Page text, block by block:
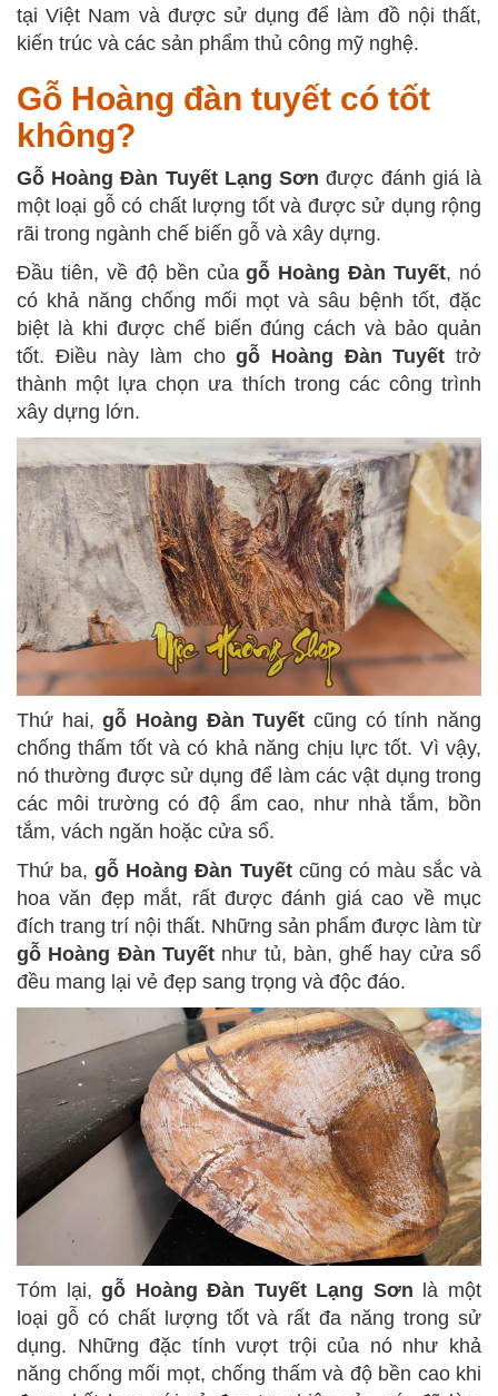
tại Việt Nam và được sử dụng để làm đồ nội thất,
kiến trúc và các sản phẩm thủ công mỹ nghệ.
Gỗ Hoàng đàn tuyết có tốt
không?
Gỗ Hoàng Đàn Tuyết Lạng Sơn được đánh giá là
một loại gỗ có chất lượng tốt và được sử dụng rộng
rãi trong ngành chế biến gỗ và xây dựng.
Đầu tiên, về độ bền củagỗ Hoàng Đàn Tuyết, nó
có khả năng chống mối mọt và sâu bệnh tốt, đặc
biệt là khi được chế biến đúng cách và bảo quản
tốt. Điều này làm chogỗ Hoàng Đàn Tuyết trở
thành một lựa chọn ưa thích trong các công trình
xây dựng lớn.
Thứ hai,gỗ Hoàng Đàn Tuyết cũng có tính năng
chống thấm tốt và có khả năng chịu lực tốt. Vì vậy,
nó thường được sử dụng để làm các vật dụng trong
các môi trường có độ ẩm cao, như nhà tắm, bồn
tắm, vách ngăn hoặc cửa sổ.
Thứ ba,gỗ Hoàng Đàn Tuyếtcũng có màu sắc và
hoa văn đẹp mắt, rất được đánh giá cao về mục
đích trang trí nội thất. Những sản phẩm được làm từ
gỗ Hoàng Đàn Tuyếtnhư tủ, bàn, ghế hay cửa sổ
đều mang lại vẻ đẹp sang trọng và độc đáo.
Tóm lại,gỗ Hoàng Đàn Tuyết Lạng Sơn là một
loại gỗ có chất lượng tốt và rất đa năng trong sử
dụng. Những đặc tính vượt trội của nó như khả
năng chống mối mọt, chống thấm và độ bền cao khi